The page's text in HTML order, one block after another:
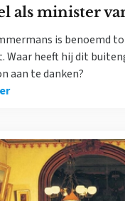
als minister
is benoemd
Waar heeft hij dit
aan te danken?